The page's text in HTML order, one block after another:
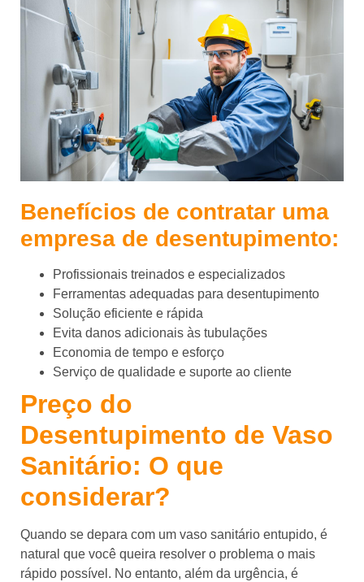
Benefícios de contratar uma
empresa de desentupimento:
Profissionais treinados e especializados
Ferramentas adequadas para desentupimento
Solução eficiente e rápida
Evita danos adicionais às tubulações
Economia de tempo e esforço
Serviço de qualidade e suporte ao cliente
Preço do
Desentupimento de Vaso
Sanitário: O que
considerar?
Quando se depara com um vaso sanitário entupido, é
natural que você queira resolver o problema o mais
rápido possível. No entanto, além da urgência, é